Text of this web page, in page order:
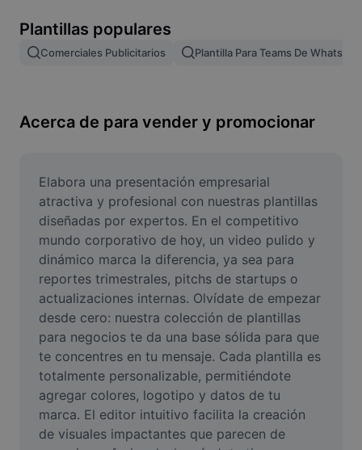
Image merge
Resize Image
Meme Generator
AI Text Remover
AI People Remover
AI Inpainting
Face Cutout
Video
Remove video BG
Enhance quality
Plantillas populares
Comerciales Publicitarios Plantilla Para Teams De WhatsApp
Acerca de para vender y promocionar
Elabora una presentación empresarial
atractiva y profesional con nuestras plantillas
diseñadas por expertos. En el competitivo
mundo corporativo de hoy, un video pulido y
dinámico marca la diferencia, ya sea para
reportes trimestrales, pitchs de startups o
actualizaciones internas. Olvídate de empezar
desde cero: nuestra colección de plantillas
para negocios te da una base sólida para que
te concentres en tu mensaje. Cada plantilla es
totalmente personalizable, permitiéndote
agregar colores, logotipo y datos de tu
marca. El editor intuitivo facilita la creación
de visuales impactantes que parecen de